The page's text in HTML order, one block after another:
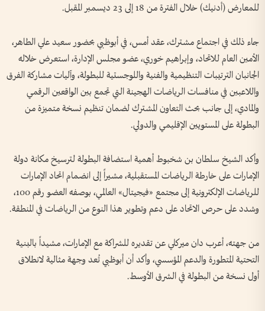
للمعارض (أدنيك) خلال الفترة من 18 إلى 23 ديسمبر المقبل.
جاء ذلك في اجتماع مشترك، عقد أمس، في أبوظبي بحضور سعيد علي الطاهر،
الأمين العام للاتحاد، وإبراهيم خوري، عضو مجلس الإدارة، استعرض خلاله
الجانبان الترتيبات التنظيمية والفنية واللوجستية للبطولة، وآليات مشاركة الفرق
واللاعبين في منافسات الرياضات الهجينة التي تجمع بين الواقعين الرقمي
والمادي، إلى جانب بحث التعاون المشترك لضمان تنظيم نسخة متميزة من
البطولة على المستويين الإقليمي والدولي.
وأكد الشيخ سلطان بن شخبوط أهمية استضافة البطولة لترسيخ مكانة دولة
الإمارات على خارطة الرياضات المستقبلية، مشيراً إلى انضمام اتحاد الإمارات
للرياضات الإلكترونية إلى مجتمع «فيجيتال» العالمي، بوصفه العضو رقم 100،
وشدد على حرص الاتحاد على دعم وتطوير هذا النوع من الرياضات في المنطقة.
من جهته، أعرب دان ميركلي عن تقديره للشراكة مع الإمارات، مشيداً بالبنية
التحتية المتطورة والدعم المؤسسي، وأكد أن أبوظبي تُعد وجهة مثالية لانطلاق
أول نسخة من البطولة في الشرق الأوسط.